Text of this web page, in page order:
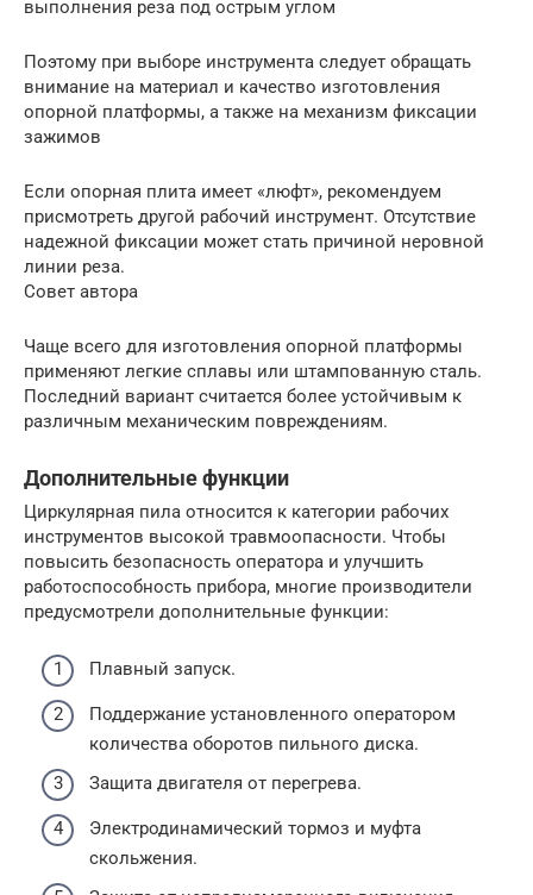
выполнения реза под острым углом
Поэтому при выборе инструмента следует обращать
внимание на материал и качество изготовления
опорной платформы, а также на механизм фиксации
зажимов
Если опорная плита имеет «люфт», рекомендуем
присмотреть другой рабочий инструмент. Отсутствие
надежной фиксации может стать причиной неровной
линии реза.
Совет автора
Чаще всего для изготовления опорной платформы
применяют легкие сплавы или штампованную сталь.
Последний вариант считается более устойчивым к
различным механическим повреждениям.
Дополнительные функции
Циркулярная пила относится к категории рабочих
инструментов высокой травмоопасности. Чтобы
повысить безопасность оператора и улучшить
работоспособность прибора, многие производители
предусмотрели дополнительные функции:
Плавный запуск.
Поддержание установленного оператором
количества оборотов пильного диска.
Защита двигателя от перегрева.
Электродинамический тормоз и муфта
скольжения.